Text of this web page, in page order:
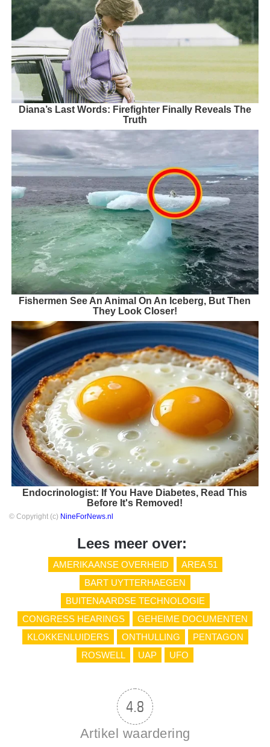
Diana’s Last Words: Firefighter Finally Reveals The
Truth
Fishermen See An Animal On An Iceberg, But Then
They Look Closer!
Endocrinologist: If You Have Diabetes, Read This
Before It's Removed!
© Copyright (c) NineForNews.nl
Lees meer over:
AMERIKAANSE OVERHEID
AREA 51
BART UYTTERHAEGEN
BUITENAARDSE TECHNOLOGIE
CONGRESS HEARINGS
GEHEIME DOCUMENTEN
KLOKKENLUIDERS
ONTHULLING
PENTAGON
ROSWELL
UAP UFO
4.8
Artikel waardering